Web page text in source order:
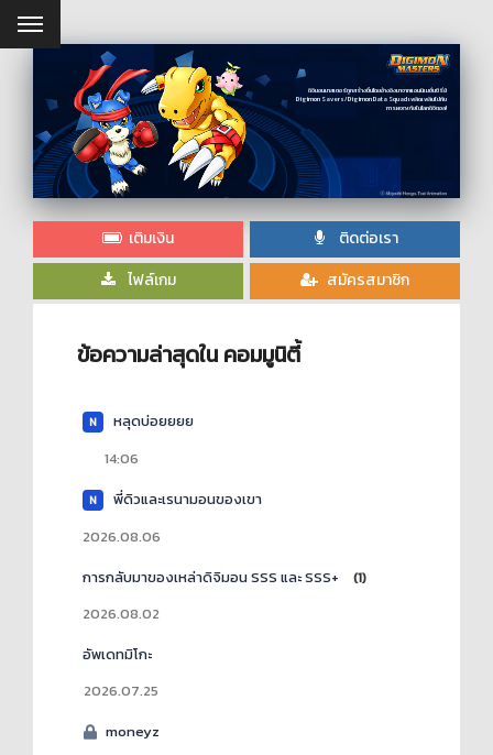
ดิจิมอนมาสเตอร์ถูกสร้างขึ้นโดยอ้างอิงมาจากแอนนิเมชั่นซีรี่ย์
Digimon Savers/Digimon Data Squad เพลิดเพลินไปกับ
การผจญภัยในโลกดิจิตอล!
เติมเงิน
ติดต่อเรา
ไฟล์เกม
สมัครสมาชิก
ข้อความล่าสุดใน คอมมูนิตี้
N
หลุดบ่อยยยย
14:06
N
พี่ดิวและเรนามอนของเขา
2026.08.06
การกลับมาของเหล่าดิจิมอน SSS และ SSS+
(1)
2026.08.02
อัพเดทมิโกะ
2026.07.25
moneyz